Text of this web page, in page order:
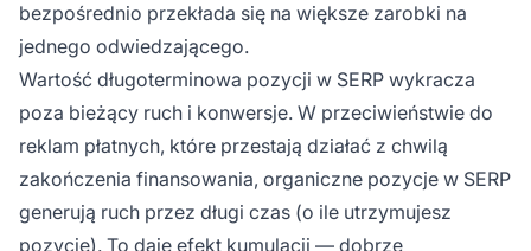
bezpośrednio przekłada się na większe zarobki na
jednego odwiedzającego.
Wartość długoterminowa pozycji w SERP wykracza
poza bieżący ruch i konwersje. W przeciwieństwie do
reklam płatnych, które przestają działać z chwilą
zakończenia finansowania, organiczne pozycje w SERP
generują ruch przez długi czas (o ile utrzymujesz
pozycję). To daje efekt kumulacji — dobrze